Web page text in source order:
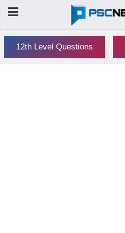
12th Level Questions